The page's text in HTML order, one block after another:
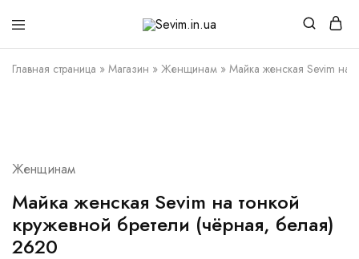
Sevim.in.ua
Интернет
магазин
белья
и
Главная страница » Магазин » Женщинам » Майка женская Sevim на
Женщинам
Майка женская Sevim на тонкой
кружевной бретели (чёрная, белая)
2620